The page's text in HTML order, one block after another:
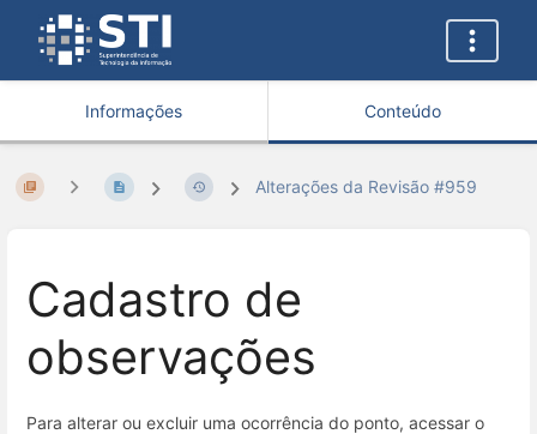
Informações Conteúdo
Alterações da Revisão #959
Cadastro de
observações
Para alterar ou excluir uma ocorrência do ponto, acessar o